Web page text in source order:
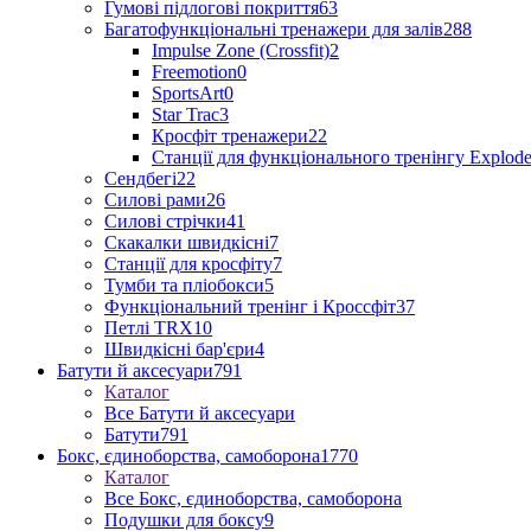
Гумові підлогові покриття63
Багатофункціональні тренажери для залів288
Impulse Zone (Crossfit)2
Freemotion0
SportsArt0
Star Trac3
Кросфіт тренажери22
Станції для функціонального тренінгу Explode
Сендбегі22
Силові рами26
Силові стрічки41
Скакалки швидкісні7
Станції для кросфіту7
Тумби та пліобокси5
Функціональний тренінг і Кроссфіт37
Петлі TRX10
Швидкісні бар'єри4
Батути й аксесуари791
Каталог
Все Батути й аксесуари
Батути791
Бокс, єдиноборства, самоборона1770
Каталог
Все Бокс, єдиноборства, самоборона
Подушки для боксу9